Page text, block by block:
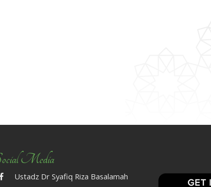
Media
Ustadz Dr Syafiq Riza Basalamah